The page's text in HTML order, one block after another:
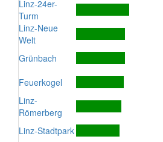
Linz-24er-
Turm
Linz-Neue
Welt
Grünbach
Feuerkogel
Linz-
Römerberg
Linz-Stadtpark